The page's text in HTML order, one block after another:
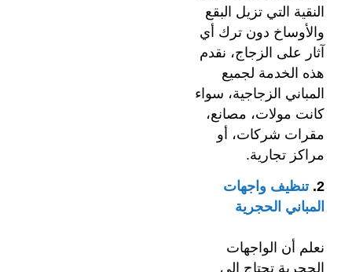
النقية التي تزيل البقع
والأوساخ دون ترك أي
آثار على الزجاج، نقدم
هذه الخدمة لجميع
المباني الزجاجية، سواء
كانت مولات، مصانع،
مقرات شركات، أو
مراكز تجارية.
2. تنظيف واجهات
المباني الحجرية
نعلم أن الواجهات
الحجرية تحتاج إلى